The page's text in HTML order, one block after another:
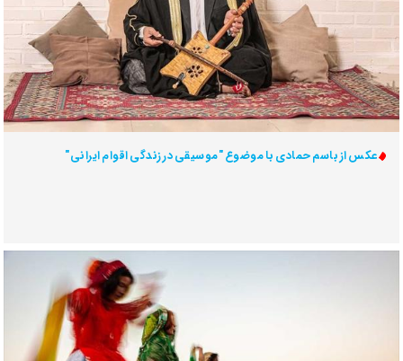
عکس از باسم حمادی با موضوع "موسیقی در زندگی اقوام ایرانی"